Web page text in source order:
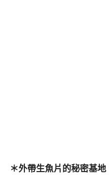
＊外帶生魚片的秘密基地